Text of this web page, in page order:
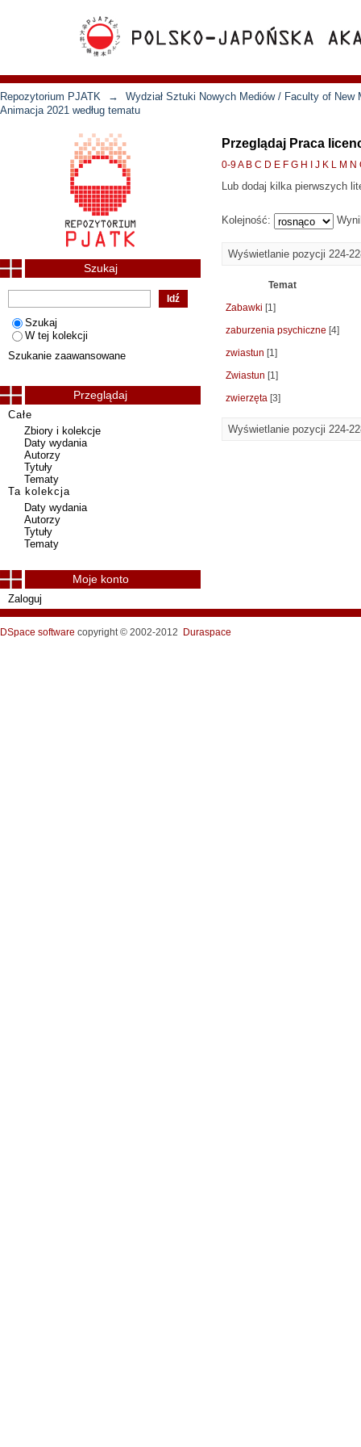
Repozytorium PJATK →
Wydział Sztuki Nowych Mediów / Faculty of New
Animacja 2021 według tematu
Przeglądaj Praca
0-9A B C D E F G H J K L M N
Lub dodaj kilka pierwszych
Kolejność:
Wyświetlanie pozycji 224-
Temat
Zabawki [1]
zaburzenia psychiczne [4]
zwiastun [1]
Zwiastun [1]
zwierzęta [3]
Wyświetlanie pozycji 224-
Szukaj
Szukaj
W tej kolekcji
Szukanie zaawansowane
Przeglądaj
Całe
Zbiory i kolekcje
Daty wydania
Autorzy
Tytuły
Tematy
Ta kolekcja
Daty wydania
Autorzy
Tytuły
Tematy
Moje konto
Zaloguj
DSpace software copyright © 2002-2012 Duraspace